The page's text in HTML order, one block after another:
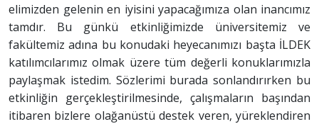
elimizden gelenin en iyisini yapacağımıza olan inancımız
tamdır. Bu günkü etkinliğimizde üniversitemiz ve
fakültemiz adına bu konudaki heyecanımızı başta İLDEK
katılımcılarımız olmak üzere tüm değerli konuklarımızla
paylaşmak istedim. Sözlerimi burada sonlandırırken bu
etkinliğin gerçekleştirilmesinde, çalışmaların başından
itibaren bizlere olağanüstü destek veren, yüreklendiren